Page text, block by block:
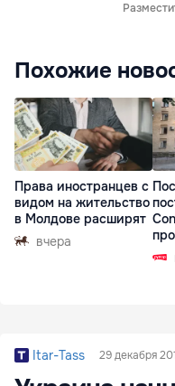
Похожие
Права иностранцев с
видом на жительство
в Молдове расширят
вчера
Itar-Tass 29 декабря